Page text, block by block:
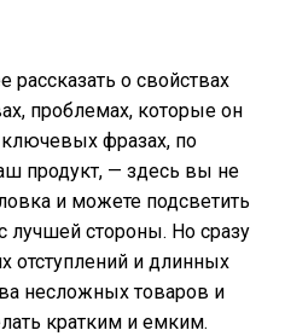
рассказать о свойствах
проблемах, которые он
фразах, по
продукт, — здесь вы не
и можете подсветить
лучшей стороны. Но сразу
отступлений и длинных
несложных товаров и
кратким и емким.